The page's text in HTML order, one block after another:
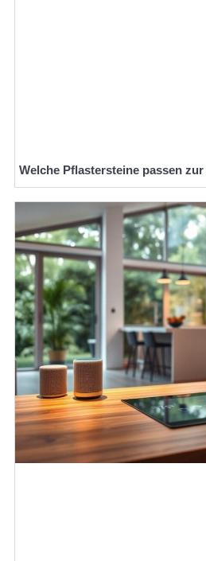
Welche Pflastersteine passen